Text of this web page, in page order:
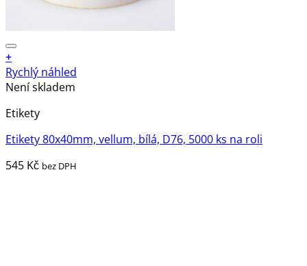
+
Rychlý náhled
Není skladem
Etikety
Etikety 80x40mm, vellum, bílá, D76, 5000 ks na roli
545 Kč bez DPH